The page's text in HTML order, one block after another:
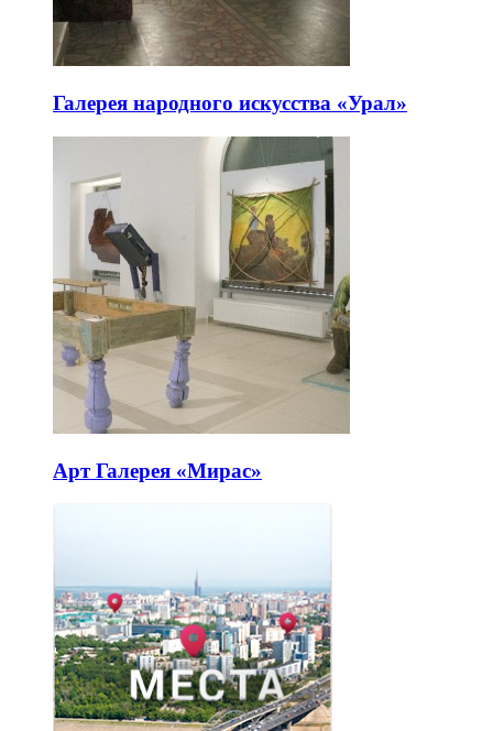
Галерея народного искусства «Урал»
Арт Галерея «Мирас»